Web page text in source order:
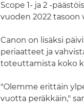
Scope 1- ja 2
vuoden 2022 tasoon
Canon on lisäksi
periaatteet ja
toteuttamista koko
"Olemme erittäin
vuotta peräkkäin,"